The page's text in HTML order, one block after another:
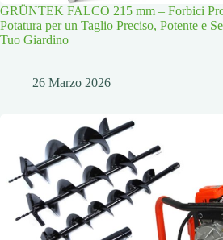
GRÜNTEK FALCO 215 mm – Forbici
Potatura per un Taglio Preciso, Potente e
Tuo Giardino
26 Marzo 2026